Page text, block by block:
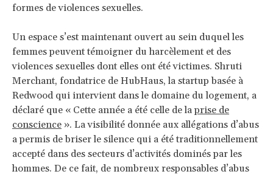
formes de violences sexuelles.
Un espace s’est maintenant ouvert au sein duquel les
femmes peuvent témoigner du harcèlement et des
violences sexuelles dont elles ont été victimes. Shruti
Merchant, fondatrice de HubHaus, la startup basée à
Redwood qui intervient dans le domaine du logement, a
déclaré que « Cette année a été celle de laprise de
conscience ». La visibilité donnée aux allégations d’abus
a permis de briser le silence qui a été traditionnellement
accepté dans des secteurs d’activités dominés par les
hommes. De ce fait, de nombreux responsables d’abus